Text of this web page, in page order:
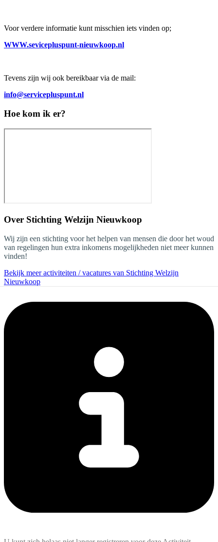
Voor verdere informatie kunt misschien iets vinden op;
WWW.sevicepluspunt-nieuwkoop.nl
Tevens zijn wij ook bereikbaar via de mail:
info@servicepluspunt.nl
Hoe kom ik er?
Over Stichting Welzijn Nieuwkoop
Wij zijn een stichting voor het helpen van mensen die door het woud
van regelingen hun extra inkomens mogelijkheden niet meer kunnen
vinden!
Bekijk meer activiteiten / vacatures van Stichting Welzijn
Nieuwkoop